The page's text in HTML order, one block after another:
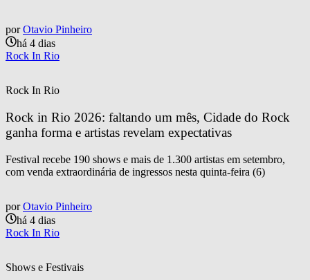
por Otavio Pinheiro
há 4 dias
Rock In Rio
Rock In Rio
Rock in Rio 2026: faltando um mês, Cidade do Rock
ganha forma e artistas revelam expectativas
Festival recebe 190 shows e mais de 1.300 artistas em setembro,
com venda extraordinária de ingressos nesta quinta-feira (6)
por Otavio Pinheiro
há 4 dias
Rock In Rio
Shows e Festivais